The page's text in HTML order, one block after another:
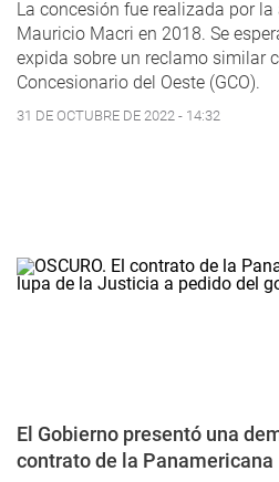
La concesión fue realizada por
Mauricio Macri en 2018. Se
expida sobre un reclamo similar
Concesionario del Oeste (GCO).
31 DE OCTUBRE DE 2022 - 14:32
El Gobierno presentó una
contrato de la Panamericana